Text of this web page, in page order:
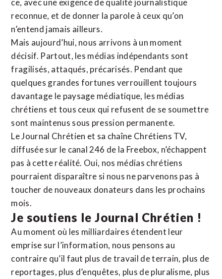
ce, avec une exigence de qualité journalistique
reconnue, et de donner la parole à ceux qu’on
n’entend jamais ailleurs.
Mais aujourd’hui, nous arrivons à un moment
décisif. Partout, les médias indépendants sont
fragilisés, attaqués, précarisés. Pendant que
quelques grandes fortunes verrouillent toujours
davantage le paysage médiatique, les médias
chrétiens et tous ceux qui refusent de se soumettre
sont maintenus sous pression permanente.
Le Journal Chrétien et sa chaîne Chrétiens TV,
diffusée sur le canal 246 de la Freebox, n’échappent
pas à cette réalité. Oui, nos médias chrétiens
pourraient disparaître si nous ne parvenons pas à
toucher de nouveaux donateurs dans les prochains
mois.
Je soutiens le Journal Chrétien !
Au moment où les milliardaires étendent leur
emprise sur l’information, nous pensons au
contraire qu’il faut plus de travail de terrain, plus de
reportages, plus d’enquêtes, plus de pluralisme, plus